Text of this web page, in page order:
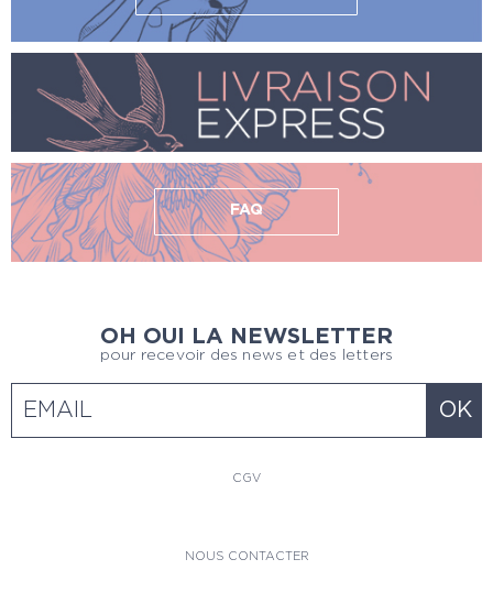
FAQ
OH OUI LA NEWSLETTER
pour recevoir des news et des letters
CGV
NOUS CONTACTER